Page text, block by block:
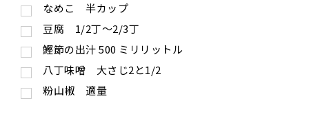
なめこ 半カップ
豆腐 1/2丁〜2/3丁
鰹節の出汁500 ミリリットル
八丁味噌 大さじ2と1/2
粉山椒 適量